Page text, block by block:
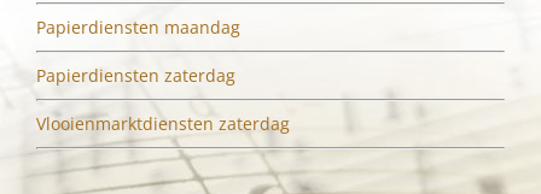
Papierdiensten maandag
Papierdiensten zaterdag
Vlooienmarktdiensten zaterdag